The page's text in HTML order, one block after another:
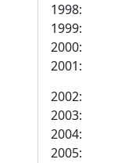
1998:
1999:
2000:
2001:
2002:
2003:
2004:
2005: